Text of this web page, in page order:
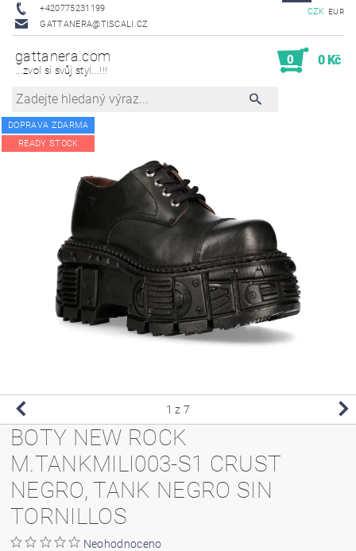
+420775231199
GATTANERA@TISCALI.CZ
CZK EUR
gattanera.com
...zvol si svůj styl...!!!
0 0 Kč
DOPRAVA ZDARMA
READY STOCK
1 z 7
BOTY NEW ROCK
M.TANKMILI003-S1 CRUST
NEGRO, TANK NEGRO SIN
TORNILLOS
Neohodnoceno